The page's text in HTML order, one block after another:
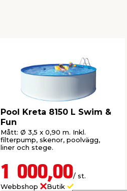
Pool Kreta 8150 L Swim &
Fun
Mått: Ø 3,5 x 0,90 m. Inkl.
filterpump, skenor, poolvägg,
liner och stege.
1 000,00/ st.
Webbshop
Butik